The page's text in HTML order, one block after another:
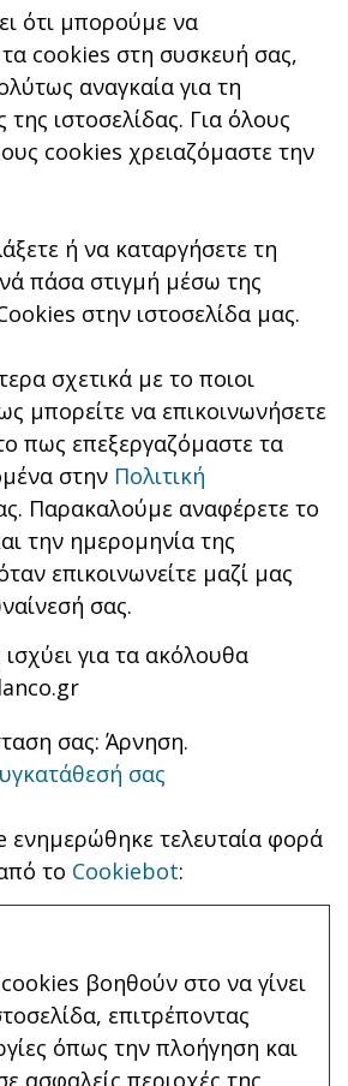
ότι μπορούμε να
cookies στη συσκευή σας,
αναγκαία για τη
της ιστοσελίδας. Για όλους
cookies χρειαζόμαστε την
ή να καταργήσετε τη
πάσα στιγμή μέσω της
στην ιστοσελίδα μας.
σχετικά με το ποιοι
μπορείτε να επικοινωνήσετε
πως επεξεργαζόμαστε τα
στην Πολιτική
Παρακαλούμε αναφέρετε το
την ημερομηνία της
επικοινωνείτε μαζί μας
σας.
για τα ακόλουθα
σας: Άρνηση.
σας
τελευταία φορά
το Cookiebot:
βοηθούν στο να γίνει
επιτρέποντας
όπως την πλοήγηση και